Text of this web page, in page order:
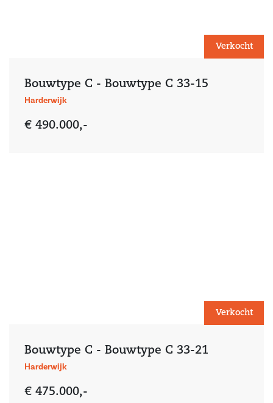
Verkocht
Bouwtype C - Bouwtype C 33-15
Harderwijk
€ 490.000,-
Verkocht
Bouwtype C - Bouwtype C 33-21
Harderwijk
€ 475.000,-